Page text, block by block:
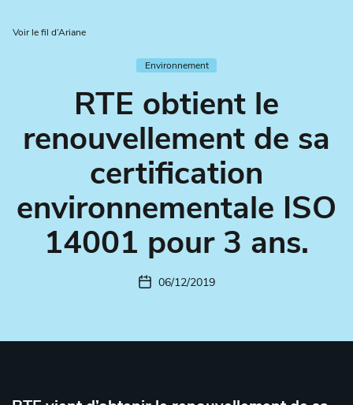
Voir le fil d’Ariane
Environnement
RTE obtient le
renouvellement de sa
certification
environnementale ISO
14001 pour 3 ans.
06/12/2019